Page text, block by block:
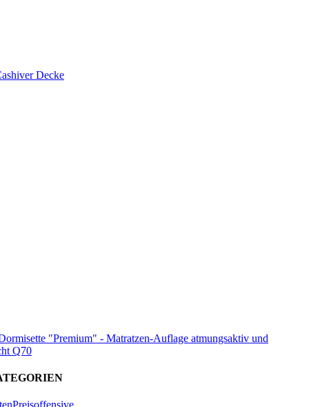
Decke
"Premium" - Matratzen-Auflage atmungsaktiv und
Q70